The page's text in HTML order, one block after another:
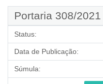
Portaria 308/2021
Status:
Data de Publicação:
Súmula: